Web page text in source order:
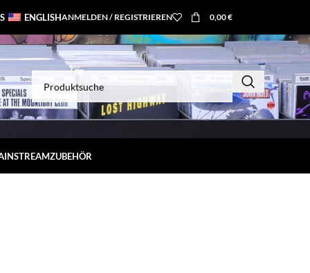
ENGLISHANMELDEN / REGISTRIEREN 0,00€
ZUBEHÖR